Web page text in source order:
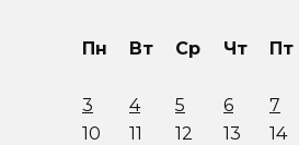
Пн Вт Ср Чт Пт
3
4 5 6 7
10
11 12 13 14